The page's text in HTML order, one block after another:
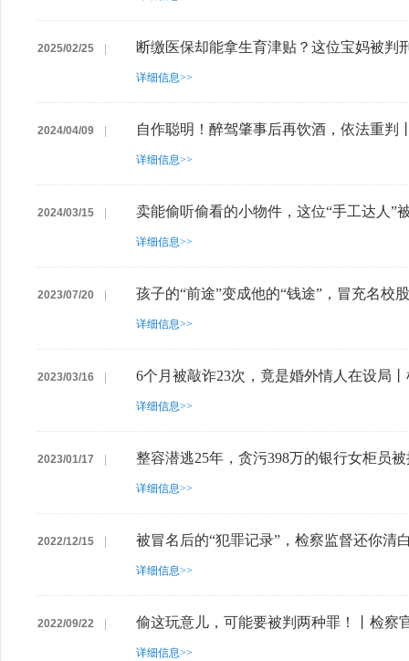
2025/02/25 断缴医保却能拿生育津贴？这位宝妈被判
详细信息>>
2024/04/09 自作聪明！醉驾肇事后再饮酒，依法重判
详细信息>>
2024/03/15 卖能偷听偷看的小物件，这位“手工达人”
详细信息>>
2023/07/20 孩子的“前途”变成他的“钱途”，冒充名校
详细信息>>
2023/03/16 6个月被敲诈23次，竟是婚外情人在设局
详细信息>>
2023/01/17 整容潜逃25年，贪污398万的银行女柜员
详细信息>>
2022/12/15 被冒名后的“犯罪记录”，检察监督还你清
详细信息>>
2022/09/22 偷这玩意儿，可能要被判两种罪！丨检察
详细信息>>